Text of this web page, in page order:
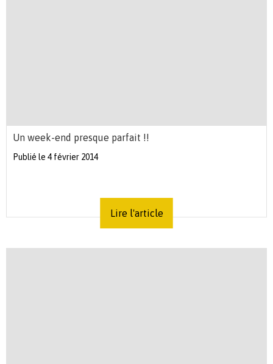
Un week-end presque parfait !!
Publié le 4 février 2014
Lire l'article